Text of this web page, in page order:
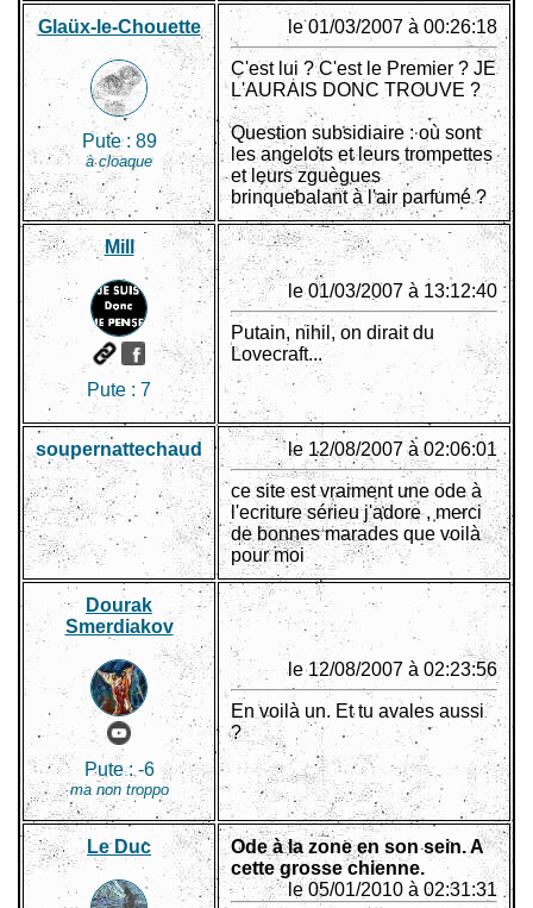
Glaüx-le-Chouette
Pute : 89
à cloaque
le 01/03/2007 à 00:26:18
C'est lui ? C'est le Premier ? JE
L'AURAIS DONC TROUVE ?
Question subsidiaire : où sont
les angelots et leurs trompettes
et leurs zguègues
brinquebalant à l'air parfumé ?
Mill
Pute : 7
le 01/03/2007 à 13:12:40
Putain, nihil, on dirait du
Lovecraft...
soupernattechaud le 12/08/2007 à 02:06:01
ce site est vraiment une ode à
l'ecriture sérieu j'adore , merci
de bonnes marades que voilà
pour moi
Dourak
Smerdiakov
Pute : -6
ma non troppo
le 12/08/2007 à 02:23:56
En voilà un. Et tu avales aussi
?
Le Duc
Ode à la zone en son sein. A
cette grosse chienne.
le 05/01/2010 à 02:31:31